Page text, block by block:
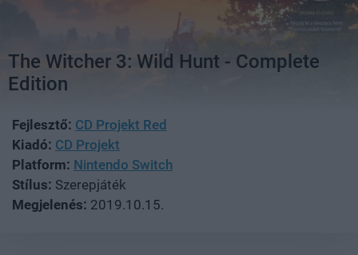
The Witcher 3: Wild Hunt - Complete
Edition
Fejlesztő: CD Projekt Red
Kiadó: CD Projekt
Platform: Nintendo Switch
Stílus: Szerepjáték
Megjelenés: 2019.10.15.